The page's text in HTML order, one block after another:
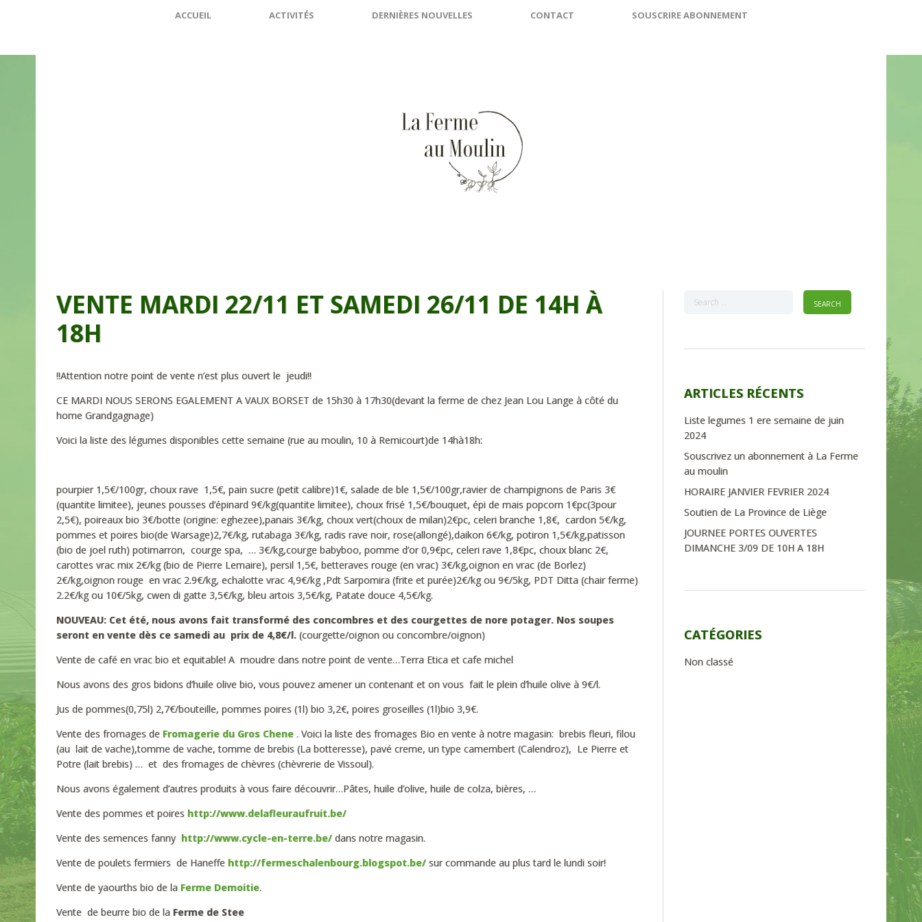
ACCUEIL ACTIVITÉS DERNIÈRES NOUVELLES CONTACT SOUSCRIRE ABONNEMENT
VENTE MARDI 22/11 ET SAMEDI 26/11 DE 14H À
18H
!!Attention notre point de vente n’est plus ouvert le jeudi!!
CE MARDI NOUS SERONS EGALEMENT A VAUX BORSET de 15h30 à 17h30(devant la ferme de chez Jean Lou Lange à côté du
home Grandgagnage)
Voici la liste des légumes disponibles cette semaine (rue au moulin, 10 à Remicourt)de 14hà18h:
pourpier 1,5€/100gr, choux rave 1,5€, pain sucre (petit calibre)1€, salade de ble 1,5€/100gr,ravier de champignons de Paris 3€
(quantite limitee), jeunes pousses d’épinard 9€/kg(quantite limitee), choux frisé 1,5€/bouquet, épi de mais popcorn 1€pc(3pour
2,5€), poireaux bio 3€/botte (origine: eghezee),panais 3€/kg, choux vert(choux de milan)2€pc, celeri branche 1,8€, cardon 5€/kg,
pommes et poires bio(de Warsage)2,7€/kg, rutabaga 3€/kg, radis rave noir, rose(allongé),daikon 6€/kg, potiron 1,5€/kg,patisson
(bio de joel ruth) potimarron, courge spa, … 3€/kg,courge babyboo, pomme d’or 0,9€pc, celeri rave 1,8€pc, choux blanc 2€,
carottes vrac mix 2€/kg (bio de Pierre Lemaire), persil 1,5€, betteraves rouge (en vrac) 3€/kg,oignon en vrac (de Borlez)
2€/kg,oignon rouge en vrac 2.9€/kg, echalotte vrac 4,9€/kg ,Pdt Sarpomira (frite et purée)2€/kg ou 9€/5kg, PDT Ditta (chair ferme)
2.2€/kg ou 10€/5kg, cwen di gatte 3,5€/kg, bleu artois 3,5€/kg, Patate douce 4,5€/kg.
NOUVEAU: Cet été, nous avons fait transformé des concombres et des courgettes de nore potager. Nos soupes
seront en vente dès ce samedi au prix de 4,8€/l. (courgette/oignon ou concombre/oignon)
Vente de café en vrac bio et equitable! A moudre dans notre point de vente…Terra Etica et cafe michel
Nous avons des gros bidons d’huile olive bio, vous pouvez amener un contenant et on vous fait le plein d’huile olive à 9€/l.
Jus de pommes(0,75l) 2,7€/bouteille, pommes poires (1l) bio 3,2€, poires groseilles (1l)bio 3,9€.
Vente des fromages de Fromagerie du Gros Chene . Voici la liste des fromages Bio en vente à notre magasin: brebis fleuri, filou
(au lait de vache),tomme de vache, tomme de brebis (La botteresse), pavé creme, un type camembert (Calendroz), Le Pierre et
Potre (lait brebis) … et des fromages de chèvres (chèvrerie de Vissoul).
Nous avons également d’autres produits à vous faire découvrir…Pâtes, huile d’olive, huile de colza, bières, …
Vente des pommes et poires http://www.delafleuraufruit.be/
Vente des semences fanny http://www.cycle-en-terre.be/ dans notre magasin.
Vente de poulets fermiers de Haneffe http://fermeschalenbourg.blogspot.be/ sur commande au plus tard le lundi soir!
Vente de yaourths bio de la Ferme Demoitie.
Vente de beurre bio de la Ferme de Stee
ARTICLES RÉCENTS
Liste legumes 1 ere semaine de juin
2024
Souscrivez un abonnement à La Ferme
au moulin
HORAIRE JANVIER FEVRIER 2024
Soutien de La Province de Liège
JOURNEE PORTES OUVERTES
DIMANCHE 3/09 DE 10H A 18H
CATÉGORIES
Non classé